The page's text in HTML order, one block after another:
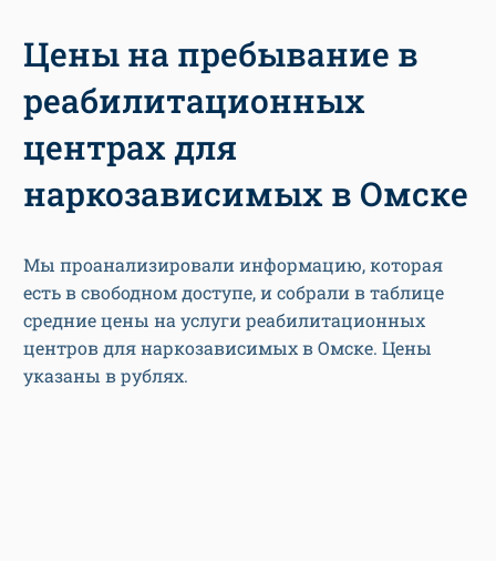
Цены на пребывание в
реабилитационных
центрах для
наркозависимых в Омске
Мы проанализировали информацию, которая
есть в свободном доступе, и собрали в таблице
средние цены на услуги реабилитационных
центров для наркозависимых в Омске. Цены
указаны в рублях.